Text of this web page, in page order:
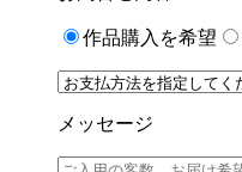
作品購入を希望
メッセージ